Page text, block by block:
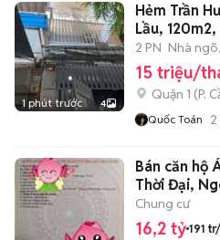
1 phút trước 4
Hẻm Trần
Lầu,
2 PN Nhà
15 triệu/
Quận 1 (P.
Quốc Toán 2
Bán căn hộ
Thời Đại,
Chung cư
16,2 tỷ 191